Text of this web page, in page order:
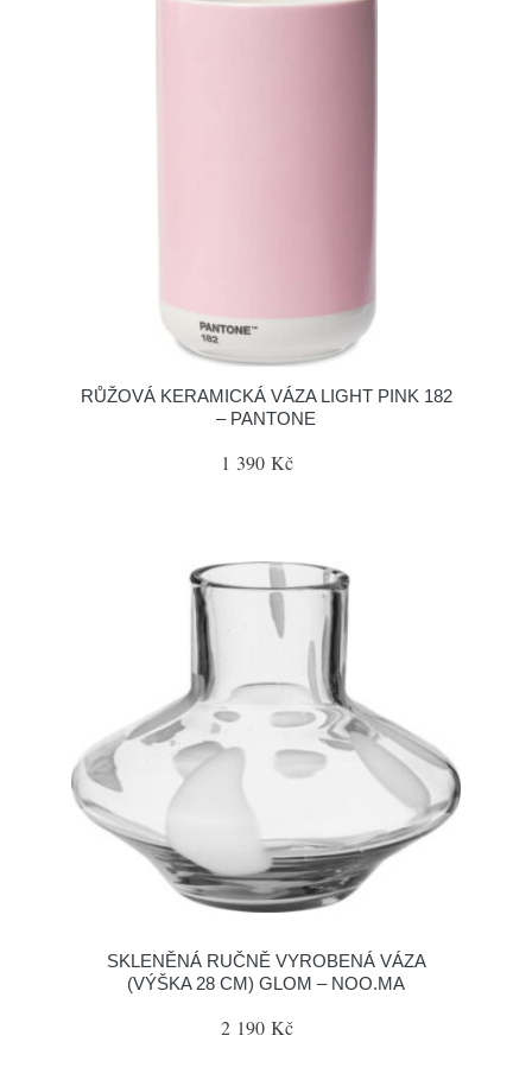
RŮŽOVÁ KERAMICKÁ VÁZA LIGHT PINK 182
– PANTONE
1 390 Kč
SKLENĚNÁ RUČNĚ VYROBENÁ VÁZA
(VÝŠKA 28 CM) GLOM – NOO.MA
2 190 Kč